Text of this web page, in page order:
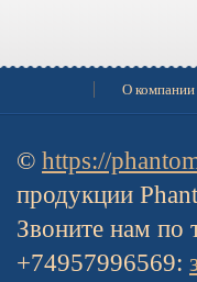
О компании
© https://
продукции
Звоните нам по
+74957996569: